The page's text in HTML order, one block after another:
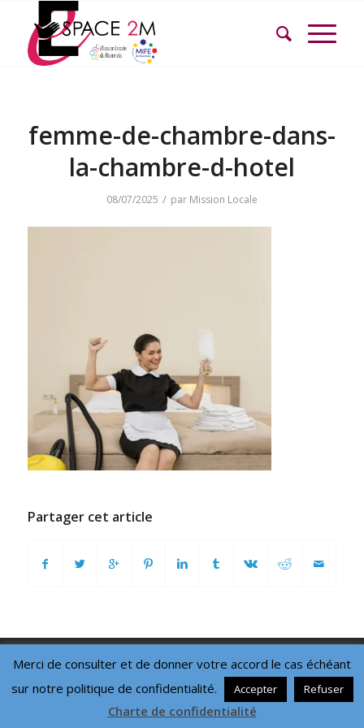
femme-de-chambre-dans-
la-chambre-d-hotel
08/07/2025 / par Mission Locale
Partager cet article
© Copyright - Mission Locale du Roannais - 2017 - Mentions légales -
- Réalisation du siteDBM- Réalisation :
consultant-digital.fr-Espace réservé-Enfold Theme by Kriesi
This site uses cookies. By continuing to browse the site, you are
agreeing to our use of cookies.
Learn more
Merci de consulter et de donner votre accord le cas échéant
sur notre politique de confidentialité.
Accepter Refuser
Charte de confidentialité